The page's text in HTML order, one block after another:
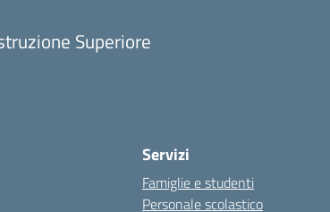
Superiore
Servizi
Famiglie e studenti
Personale scolastico